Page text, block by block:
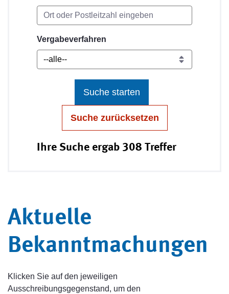
Vergabeverfahren
Suche starten
Suche zurücksetzen
Ihre Suche ergab 308 Treffer
Aktuelle
Bekanntmachungen
Klicken Sie auf den jeweiligen
Ausschreibungsgegenstand, um den